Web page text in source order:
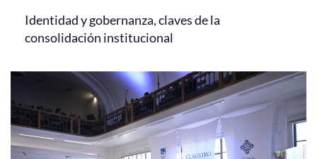
Identidad y gobernanza, claves de la
consolidación institucional